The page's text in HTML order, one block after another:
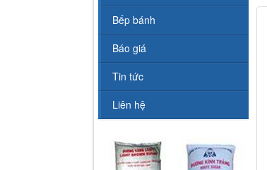
Bếp bánh
Báo giá
Tin tức
Liên hệ